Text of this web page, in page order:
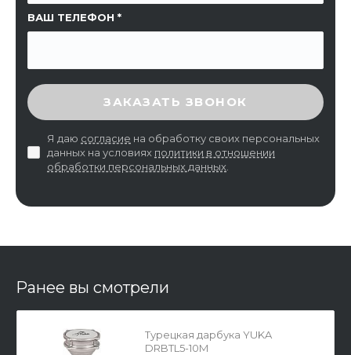
ВАШ ТЕЛЕФОН
ВВЕДИТЕ ПРОВЕРОЧНЫЙ КОД
ЗАКАЗАТЬ ЗВОНОК
Я даю согласие на обработку своих персональных
данных на условиях политики в отношении
обработки персональных данных
Ранее вы смотрели
Турецкая дарбука YUKA
DRBTL5-10M